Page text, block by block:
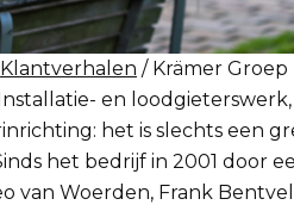
Klantverhalen / Krämer Groep
en
het is slechts een
het bedrijf in 2001 door
van Woerden, Frank